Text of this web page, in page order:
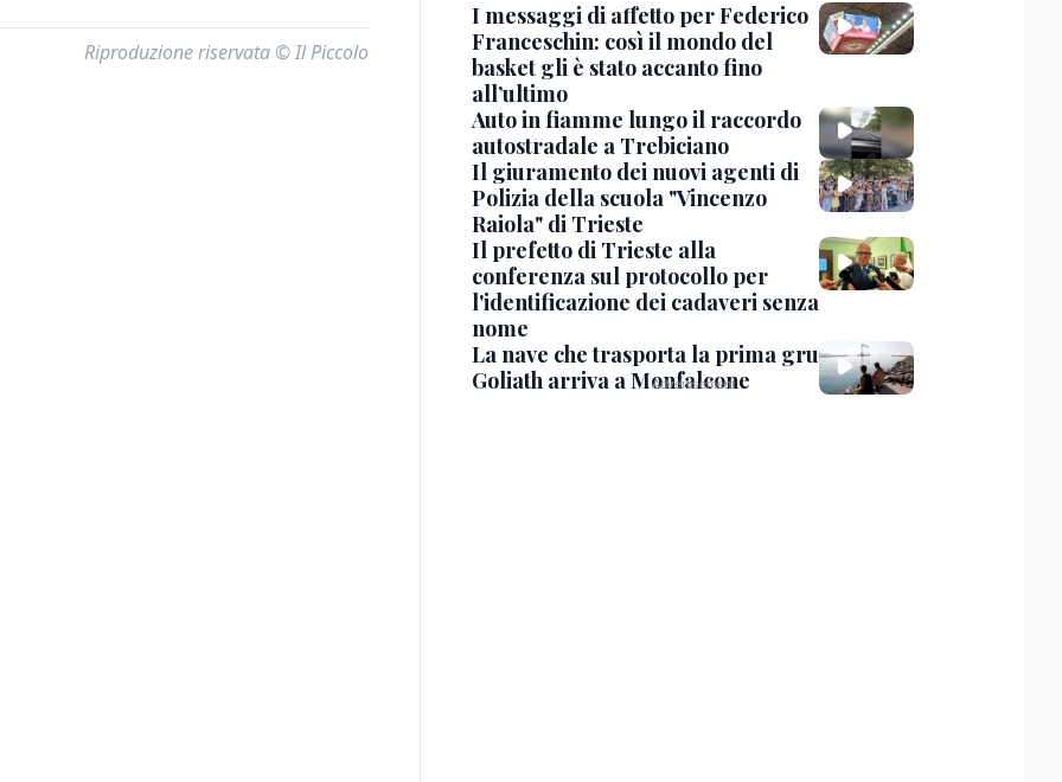
Riproduzione riservata © Il Piccolo
I messaggi di affetto per Federico
Franceschin: così il mondo del
basket gli è stato accanto fino
all’ultimo
Auto in fiamme lungo il raccordo
autostradale a Trebiciano
Il giuramento dei nuovi agenti di
Polizia della scuola "Vincenzo
Raiola" di Trieste
Il prefetto di Trieste alla
conferenza sul protocollo per
l'identificazione dei cadaveri senza
nome
La nave che trasporta la prima gru
Goliath arriva a Monfalcone